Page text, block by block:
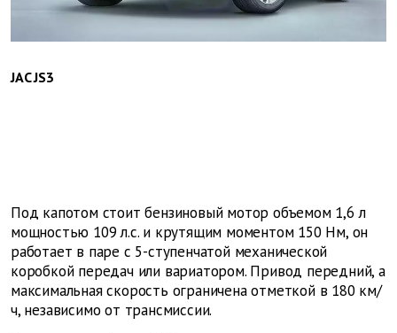
JAC JS3
Под капотом стоит бензиновый мотор объемом 1,6 л
мощностью 109 л.с. и крутящим моментом 150 Нм, он
работает в паре с 5-ступенчатой механической
коробкой передач или вариатором. Привод передний, а
максимальная скорость ограничена отметкой в 180 км/
ч, независимо от трансмиссии.